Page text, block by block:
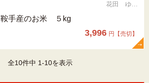
花田 ゆかり
鞍手産のお米 ５kg
3,996 円【売切】
全10件中 1-10を表示